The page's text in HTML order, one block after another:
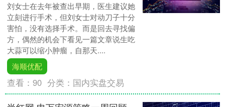
刘女士在去年被查出早期，医生建议她
立刻进行手术，但刘女士对动刀子十分
害怕，没有选择手术。而是回去寻找偏
方，偶然的机会下看见一篇文章说生吃
大蒜可以缩小肿瘤，自那天....
海顺优配
查看：90 分类： 国内实盘交易